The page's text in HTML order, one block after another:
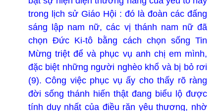
trong lịch sử Giáo Hội : đó là đoàn các đấng
sáng lập nam nữ, các vị thánh nam nữ đã
chọn Đức Ki-tô bằng cách chọn sống Tin
Mừng triệt để và phục vụ anh chị em mình,
đặc biệt những người nghèo khổ và bị bỏ rơi
(9). Công việc phục vụ ấy cho thấy rõ ràng
đời sống thánh hiến thật đang biểu lộ được
tính duy nhất của điều răn yêu thương, nhờ